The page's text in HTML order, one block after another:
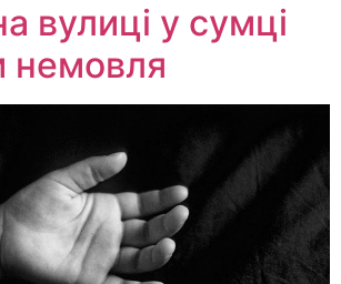
вулиці у сумці
немовля